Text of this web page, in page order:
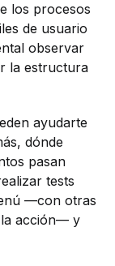
los procesos
de usuario
observar
la estructura
ayudarte
dónde
pasan
tests
—con otras
la acción— y